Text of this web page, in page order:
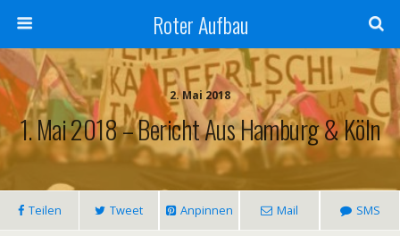
Roter Aufbau
2. Mai 2018
1. Mai 2018 – Bericht Aus Hamburg & Köln
Teilen Tweet Anpinnen Mail SMS